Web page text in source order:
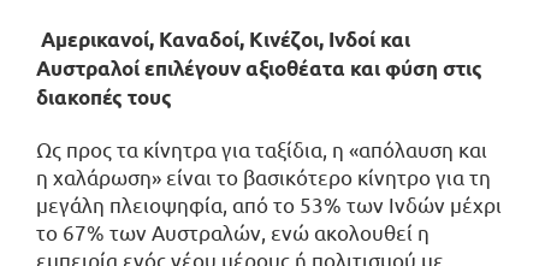
Αμερικανοί, Καναδοί, Κινέζοι, Ινδοί και
Αυστραλοί επιλέγουν αξιοθέατα και φύση στις
διακοπές τους
Ως προς τα κίνητρα για ταξίδια, η «απόλαυση και
η χαλάρωση» είναι το βασικότερο κίνητρο για τη
μεγάλη πλειοψηφία, από το 53% των Ινδών μέχρι
το 67% των Αυστραλών, ενώ ακολουθεί η
εμπειρία ενός νέου μέρους ή πολιτισμού με